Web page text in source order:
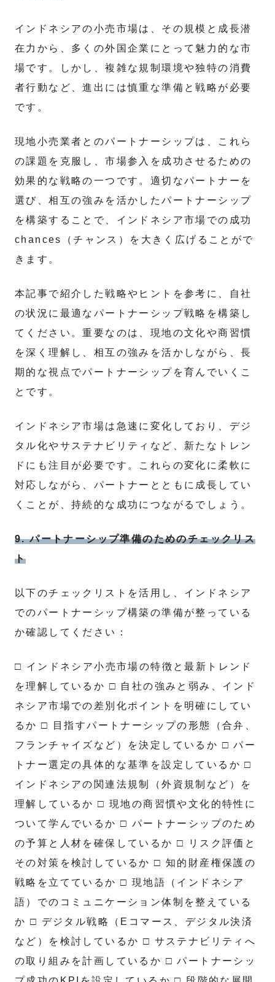
インドネシアの小売市場は、その規模と成長潜
在力から、多くの外国企業にとって魅力的な市
場です。しかし、複雑な規制環境や独特の消費
者行動など、進出には慎重な準備と戦略が必要
です。
現地小売業者とのパートナーシップは、これら
の課題を克服し、市場参入を成功させるための
効果的な戦略の一つです。適切なパートナーを
選び、相互の強みを活かしたパートナーシップ
を構築することで、インドネシア市場での成功
chances（チャンス）を大きく広げることがで
きます。
本記事で紹介した戦略やヒントを参考に、自社
の状況に最適なパートナーシップ戦略を構築し
てください。重要なのは、現地の文化や商習慣
を深く理解し、相互の強みを活かしながら、長
期的な視点でパートナーシップを育んでいくこ
とです。
インドネシア市場は急速に変化しており、デジ
タル化やサステナビリティなど、新たなトレン
ドにも注目が必要です。これらの変化に柔軟に
対応しながら、パートナーとともに成長してい
くことが、持続的な成功につながるでしょう。
9. パートナーシップ準備のためのチェックリス
ト
以下のチェックリストを活用し、インドネシア
でのパートナーシップ構築の準備が整っている
か確認してください：
□ インドネシア小売市場の特徴と最新トレンド
を理解しているか □ 自社の強みと弱み、インド
ネシア市場での差別化ポイントを明確にしてい
るか □ 目指すパートナーシップの形態（合弁、
フランチャイズなど）を決定しているか □ パー
トナー選定の具体的な基準を設定しているか □
インドネシアの関連法規制（外資規制など）を
理解しているか □ 現地の商習慣や文化的特性に
ついて学んでいるか □ パートナーシップのため
の予算と人材を確保しているか □ リスク評価と
その対策を検討しているか □ 知的財産権保護の
戦略を立てているか □ 現地語（インドネシア
語）でのコミュニケーション体制を整えている
か □ デジタル戦略（Eコマース、デジタル決済
など）を検討しているか □ サステナビリティへ
の取り組みを計画しているか □ パートナーシッ